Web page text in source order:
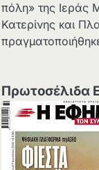
πόλη» της Ιεράς
Κατερίνης και
Πρωτοσέλιδα